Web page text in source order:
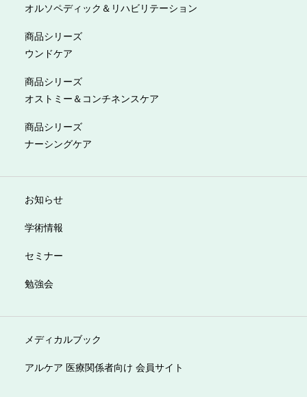
オルソペディック＆リハビリテーション
商品シリーズ
ウンドケア
商品シリーズ
オストミー＆コンチネンスケア
商品シリーズ
ナーシングケア
お知らせ
学術情報
セミナー
勉強会
メディカルブック
アルケア 医療関係者向け 会員サイト